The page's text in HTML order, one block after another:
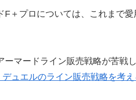
F＋プロについては、これまで
マードライン販売戦略が苦戦
ュエルのライン販売戦略を考え